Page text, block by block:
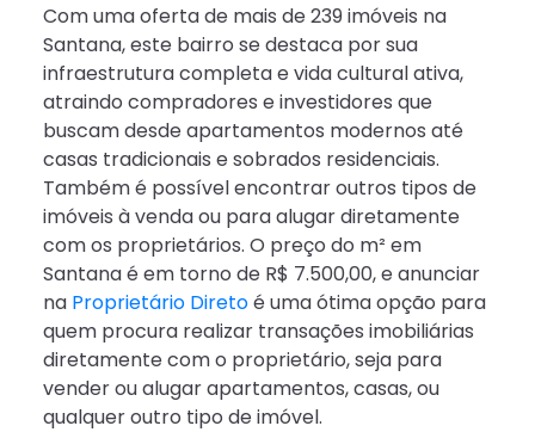
Com uma oferta de mais de 239 imóveis na
Santana, este bairro se destaca por sua
infraestrutura completa e vida cultural ativa,
atraindo compradores e investidores que
buscam desde apartamentos modernos até
casas tradicionais e sobrados residenciais.
Também é possível encontrar outros tipos de
imóveis à venda ou para alugar diretamente
com os proprietários. O preço do m² em
Santana é em torno de R$ 7.500,00, e anunciar
na Proprietário Diretoé uma ótima opção para
quem procura realizar transações imobiliárias
diretamente com o proprietário, seja para
vender ou alugar apartamentos, casas, ou
qualquer outro tipo de imóvel.